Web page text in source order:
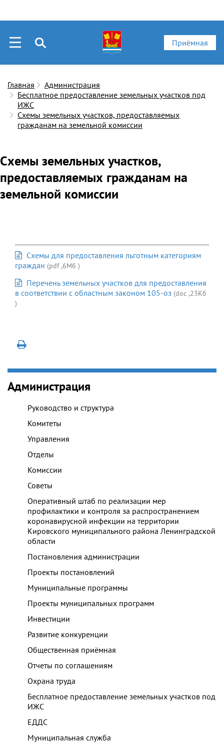
Приёмная
Главная
Администрация
Бесплатное предоставление земельных участков под
ИЖС
Схемы земельных участков, предоставляемых
гражданам на земельной комиссии
Схемы земельных участков,
предоставляемых гражданам на
земельной комиссии
Схемы для предоставления льготным категориям
граждан (pdf ,6Мб )
Перечень земельных участков для предоставления
в соответствии с областным законом 105-оз (doc ,23Кб
)
Администрация
Руководство и структура
Комитеты
Управления
Отделы
Комиссии
Советы
Оперативный штаб по реализации мер
профилактики и контроля за распространением
коронавирусной инфекции на территории
Кировского муниципального района Ленинградской
области
Постановления администрации
Проекты постановлений
Муниципальные программы
Проекты муниципальных программ
Инвестиции
Развитие конкуренции
Общественная приёмная
Отчеты по соглашениям
Охрана труда
Бесплатное предоставление земельных участков под
ИЖС
ЕДДС
Муниципальная служба